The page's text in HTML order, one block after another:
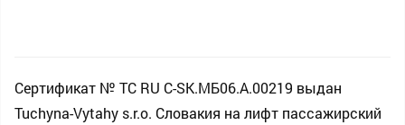
Сертификат № ТС RU C-SK.MБ06.A.00219 выдан
Tuchyna-Vytahy s.r.o. Словакия на лифт пассажирский